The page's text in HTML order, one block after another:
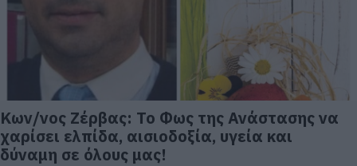
Κων/νος Ζέρβας: Το Φως της Ανάστασης να
χαρίσει ελπίδα, αισιοδοξία, υγεία και
δύναμη σε όλους μας!